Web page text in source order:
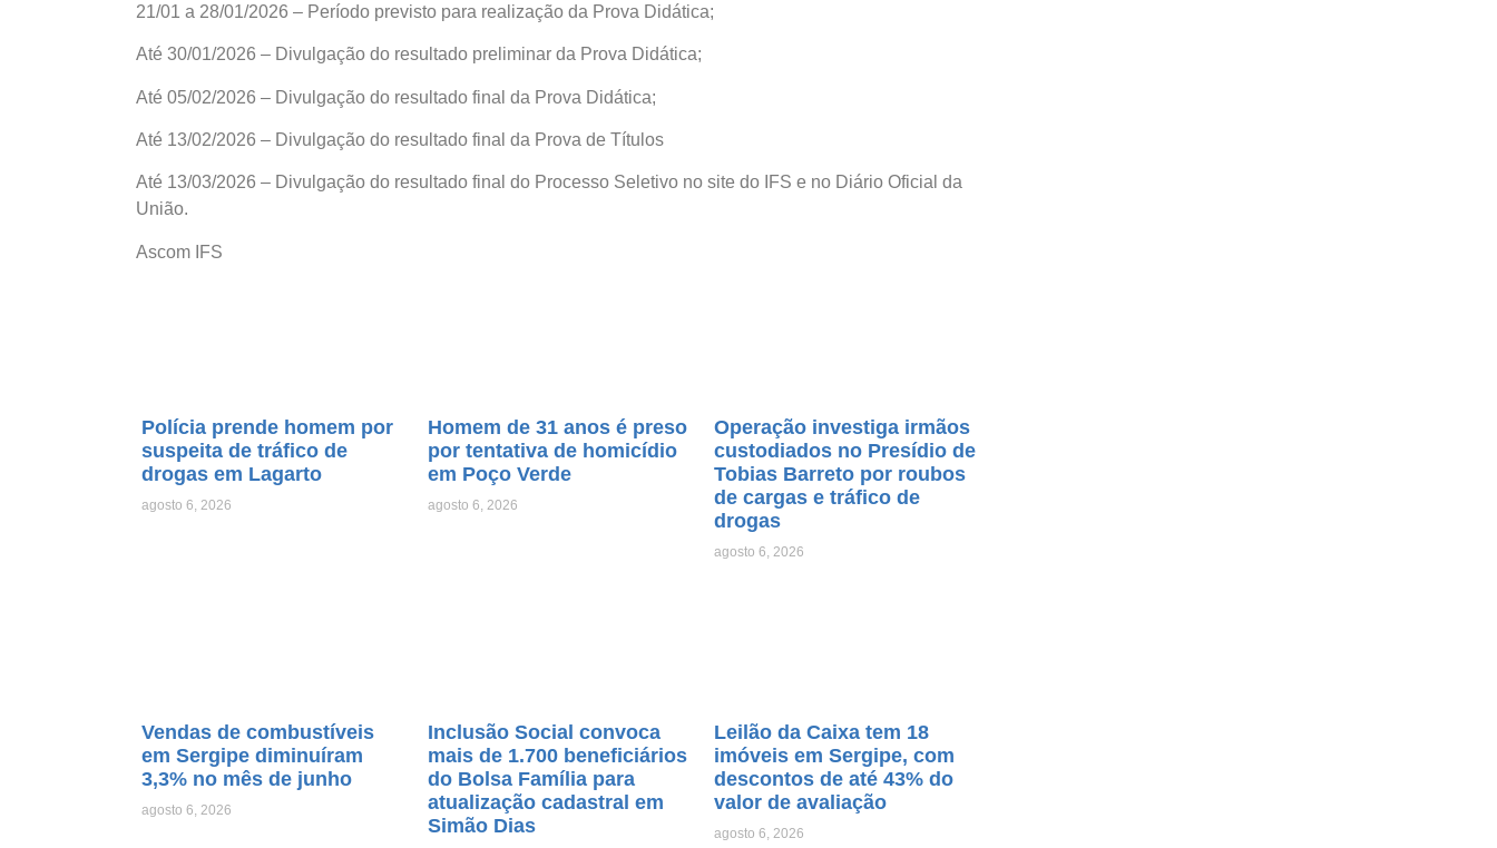
21/01 a 28/01/2026 – Período previsto para realização da Prova Didática;
Até 30/01/2026 – Divulgação do resultado preliminar da Prova Didática;
Até 05/02/2026 – Divulgação do resultado final da Prova Didática;
Até 13/02/2026 – Divulgação do resultado final da Prova de Títulos
Até 13/03/2026 – Divulgação do resultado final do Processo Seletivo no site do IFS e no Diário Oficial da
União.
Ascom IFS
Polícia prende homem por
suspeita de tráfico de
drogas em Lagarto
agosto 6, 2026
Homem de 31 anos é preso
por tentativa de homicídio
em Poço Verde
agosto 6, 2026
Operação investiga irmãos
custodiados no Presídio de
Tobias Barreto por roubos
de cargas e tráfico de
drogas
agosto 6, 2026
Vendas de combustíveis
em Sergipe diminuíram
3,3% no mês de junho
agosto 6, 2026
Inclusão Social convoca
mais de 1.700 beneficiários
do Bolsa Família para
atualização cadastral em
Simão Dias
Leilão da Caixa tem 18
imóveis em Sergipe, com
descontos de até 43% do
valor de avaliação
agosto 6, 2026